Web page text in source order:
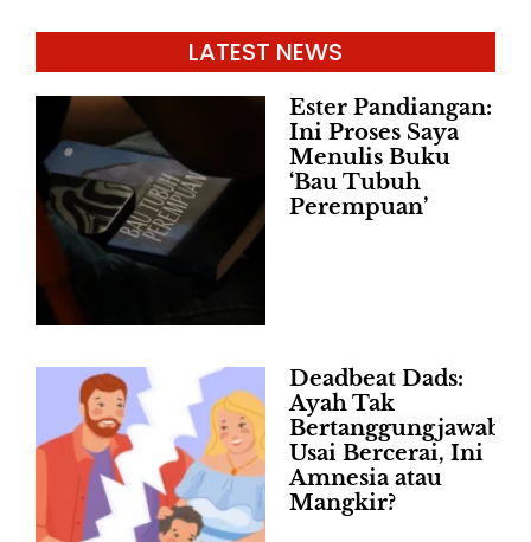
LATEST NEWS
Ester Pandiangan:
Ini Proses Saya
Menulis Buku
‘Bau Tubuh
Perempuan’
Deadbeat Dads:
Ayah Tak
Bertanggungjawab
Usai Bercerai, Ini
Amnesia atau
Mangkir?